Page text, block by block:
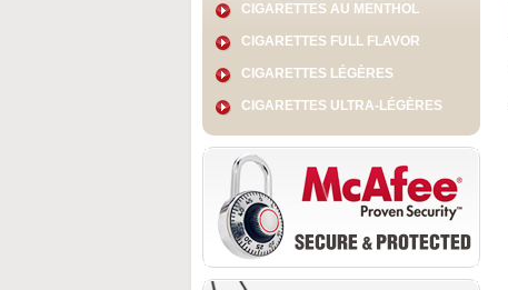
CIGARETTES AU MENTHOL
CIGARETTES FULL FLAVOR
CIGARETTES LÉGÈRES
CIGARETTES ULTRA-LÉGÈRES